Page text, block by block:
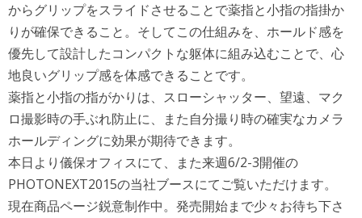
からグリップをスライドさせることで薬指と小指の指掛か
りが確保できること。そしてこの仕組みを、ホールド感を
優先して設計したコンパクトな躯体に組み込むことで、心
地良いグリップ感を体感できることです。
薬指と小指の指がかりは、スローシャッター、望遠、マク
ロ撮影時の手ぶれ防止に、また自分撮り時の確実なカメラ
ホールディングに効果が期待できます。
本日より儀保オフィスにて、また来週6/2-3開催の
PHOTONEXT2015の当社ブースにてご覧いただけます。
現在商品ページ鋭意制作中。発売開始まで少々お待ち下さ